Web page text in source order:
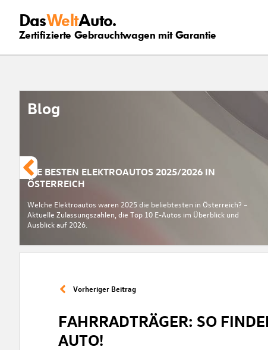
DasWeltAuto.
Zertifizierte Gebrauchtwagen mit Garantie
Blog
DIE BESTEN ELEKTROAUTOS 2025/2026 IN
ÖSTERREICH
Welche Elektroautos waren 2025 die beliebtesten in Österreich? –
Aktuelle Zulassungszahlen, die Top 10 E-Autos im Überblick und
Ausblick auf 2026.
Vorheriger Beitrag
FAHRRADTRÄGER: SO
AUTO!